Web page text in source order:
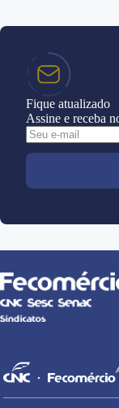
Fique atualizado
Assine e receba